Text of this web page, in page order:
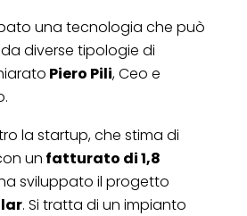
una tecnologia che può
diverse tipologie di
Piero Pili, Ceo e
la startup, che stima di
un fatturato di 1,8
sviluppato il progetto
. Si tratta di un impianto